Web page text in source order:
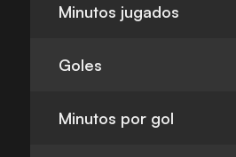
Minutos jugados
Goles
Minutos por gol